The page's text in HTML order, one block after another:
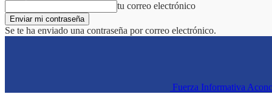
tu correo electrónico
Se te ha enviado una contraseña por correo electrónico.
Fuerza Informativa